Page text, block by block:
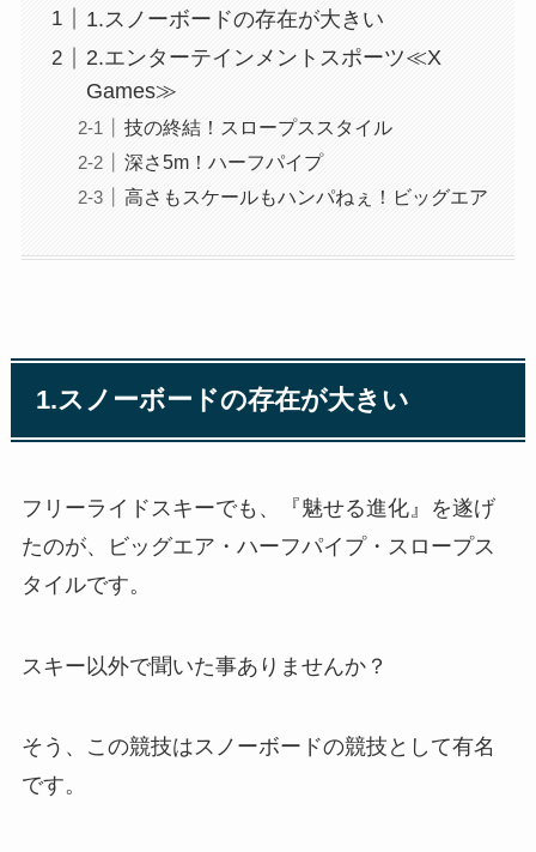
1.スノーボードの存在が大きい
2.エンターテインメントスポーツ≪X
Games≫
技の終結！スロープススタイル
深さ5m！ハーフパイプ
高さもスケールもハンパねぇ！ビッグエア
1.スノーボードの存在が大きい
フリーライドスキーでも、『魅せる進化』を遂げ
たのが、ビッグエア・ハーフパイプ・スロープス
タイルです。
スキー以外で聞いた事ありませんか？
そう、この競技はスノーボードの競技として有名
です。